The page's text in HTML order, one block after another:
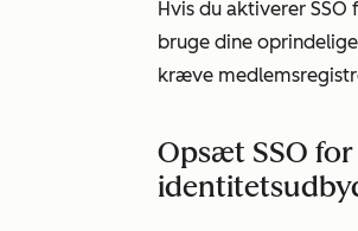
Hvis du aktiverer
bruge dine oprindelige
kræve
Opsæt SSO